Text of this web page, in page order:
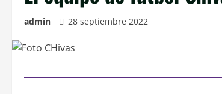
admin 28 septiembre 2022